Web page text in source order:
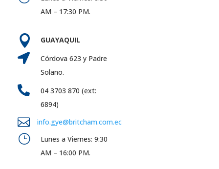
AM – 17:30 PM.
 GUAYAQUIL

Córdova 623 y Padre
Solano.

04 3703 870 (ext:
6894)
 info.gye@britcham.com.ec
}
Lunes a Viernes: 9:30
AM – 16:00 PM.